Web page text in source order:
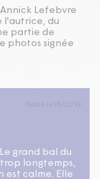
Lefebvre
l'autrice, du
partie de
photos signée
Publié le 05/12/18
grand bal du
longtemps,
est calme. Elle